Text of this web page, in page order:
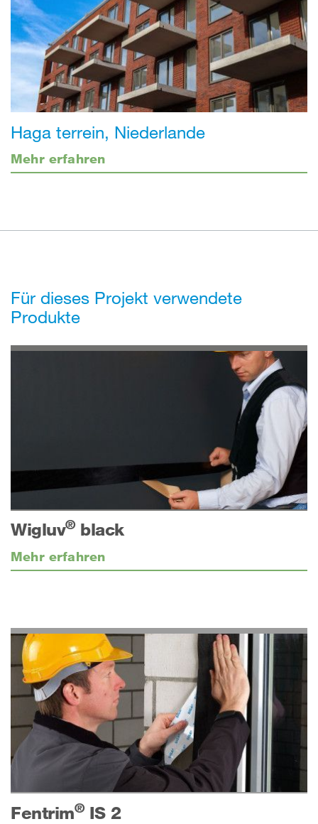
Haga terrein, Niederlande
Mehr erfahren
Für dieses Projekt verwendete
Produkte
Wigluv®black
Mehr erfahren
Fentrim®IS 2